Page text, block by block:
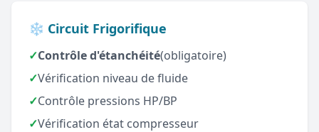
❄️ Circuit Frigorifique
✓Contrôle d'étanchéité(obligatoire)
✓Vérification niveau de fluide
✓Contrôle pressions HP/BP
✓Vérification état compresseur